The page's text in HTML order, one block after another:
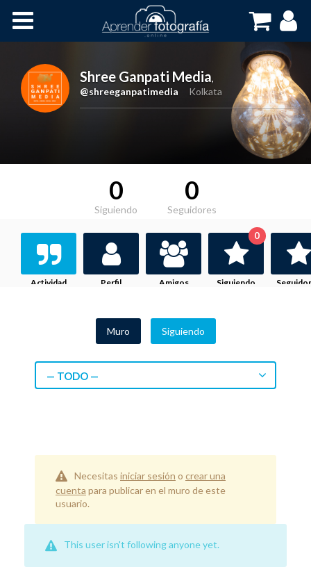
Cursos OnLine
Shree Ganpati Media,
@shreeganpatimedia
Kolkata
0
Siguiendo
0
Seguidores
Actividad Perfil Amigos Siguiendo
0
Muro Siguiendo
— TODO —
Necesitas iniciar sesión o crear una
cuenta para publicar en el muro de este
usuario.
This user isn't following anyone yet.